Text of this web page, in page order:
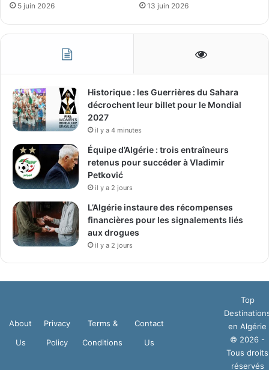
5 juin 2026 13 juin 2026
Historique : les Guerrières du Sahara
décrochent leur billet pour le Mondial
2027
il y a 4 minutes
Équipe d’Algérie : trois entraîneurs
retenus pour succéder à Vladimir
Petković
il y a 2 jours
L’Algérie instaure des récompenses
financières pour les signalements liés
aux drogues
il y a 2 jours
About
Us
Privacy
Policy
Terms &
Conditions
Contact
Us
Top
en Algérie
© 2026 -
Tous droits
réservés